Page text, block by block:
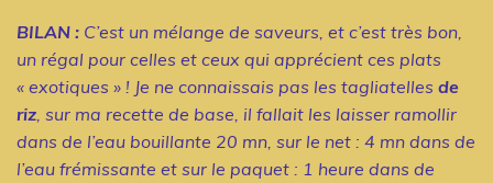
BILAN : C’est un mélange de saveurs, et c’est très bon,
un régal pour celles et ceux qui apprécient ces plats
« exotiques » ! Je ne connaissais pas les tagliatelles de
riz , sur ma recette de base, il fallait les laisser ramollir
dans de l’eau bouillante 20 mn, sur le net : 4 mn dans de
l’eau frémissante et sur le paquet : 1 heure dans de